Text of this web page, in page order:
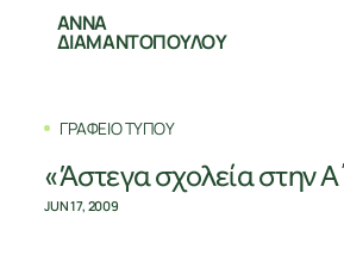
ΑΝΝΑ
ΔΙΑΜΑΝΤΟΠΟΥΛΟΥ
ΓΡΑΦΕΙΟ ΤΥΠΟΥ
«Άστεγα σχολεία στην
JUN 17, 2009